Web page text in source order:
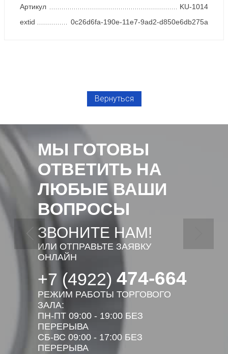
Артикул
KU-1014
extid
0c26d6fa-190e-11e7-9ad2-d850e6db275a
Вернуться
МЫ ГОТОВЫ
ОТВЕТИТЬ НА
ЛЮБЫЕ ВАШИ
ВОПРОСЫ
ЗВОНИТЕ НАМ!
ИЛИ ОТПРАВЬТЕ ЗАЯВКУ
ОНЛАЙН
+7 (4922) 474-664
РЕЖИМ РАБОТЫ ТОРГОВОГО
ЗАЛА:
ПН-ПТ 09:00 - 19:00 БЕЗ
ПЕРЕРЫВА
СБ-ВС 09:00 - 17:00 БЕЗ
ПЕРЕРЫВА